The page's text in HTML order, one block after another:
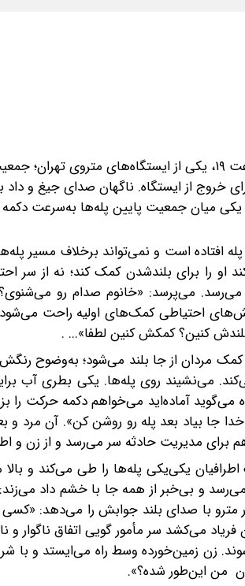
ساعت ۱۹‌، یکی از ایستگاه‌های متروی
خروج از ایستگاه. ناگهان صدای جیغ و
یکی میان جمعیت پایین پله‌ها به‌‌سرعت
افتاده است و نمی‌تواند بر‌خلاف مسیر
او را برای بلند‌شدن کمک کند؛ نه از سر
می‌پرسد: «خانوم صدام رو
احتیاطی کمک‌های اولیه راحت می‌شود،
کنین؟ کمکش کنین لطفا»... .
زن با کمک مردان از جا بلند می‌شود؛
می‌نشیند روی پله‌ها. یکی بطری آب
می‌گوید آماده‌‌اید می‌خواهم دکمه حرکت را
جا بیاد بعد پله رو روشن کن». آن مرد و
برای مدیریت حادثه سر می‌رسد و از زن و
کمک اطرافیان یکی‌یکی پله‌ها را طی می‌کند و
و بی‌خبر از همه جا با خشم داد
مترو با صدای بلند جوابش را می‌دهد:
می‌کشد سر مأمور گویی اتفاق ناگوار
زن زمین‌خورده وسط راه می‌ایستد و
من این‌طور شده؟».